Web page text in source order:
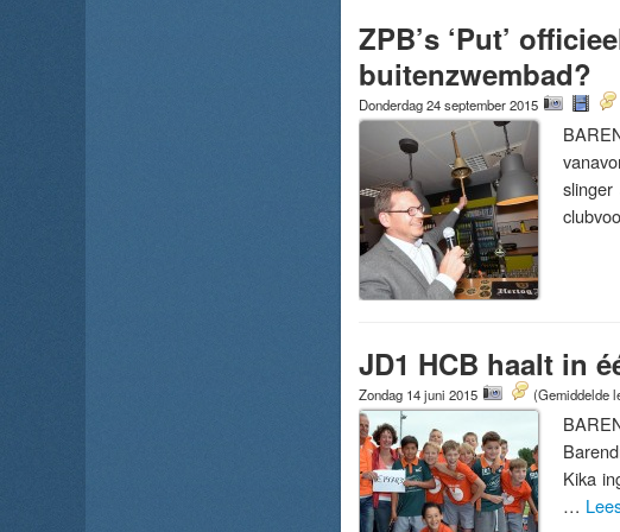
ZPB’s ‘Put’
buitenzwembad?
Donderdag 24 september 2015
JD1 HCB haalt in
Zondag 14 juni 2015 (Gemiddelde
Kika
…